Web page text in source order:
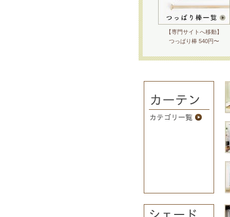
【専門サイトへ移動】
つっぱり棒 540円〜